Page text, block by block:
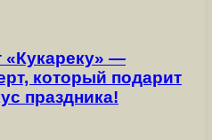
«Кукареку» —
который подарит
праздника!